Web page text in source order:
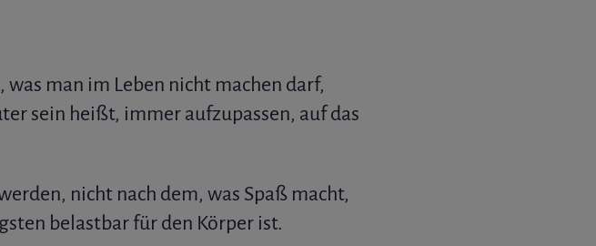
man im Leben nicht machen darf,
sein heißt, immer aufzupassen, auf das
nicht nach dem, was Spaß macht,
belastbar für den Körper ist.